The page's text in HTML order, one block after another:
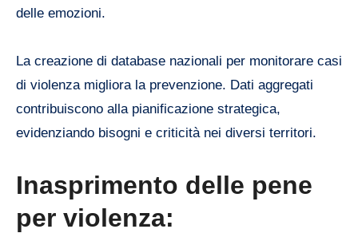
delle emozioni.
La creazione di database nazionali per monitorare casi
di violenza migliora la prevenzione. Dati aggregati
contribuiscono alla pianificazione strategica,
evidenziando bisogni e criticità nei diversi territori.
Inasprimento delle pene
per violenza: